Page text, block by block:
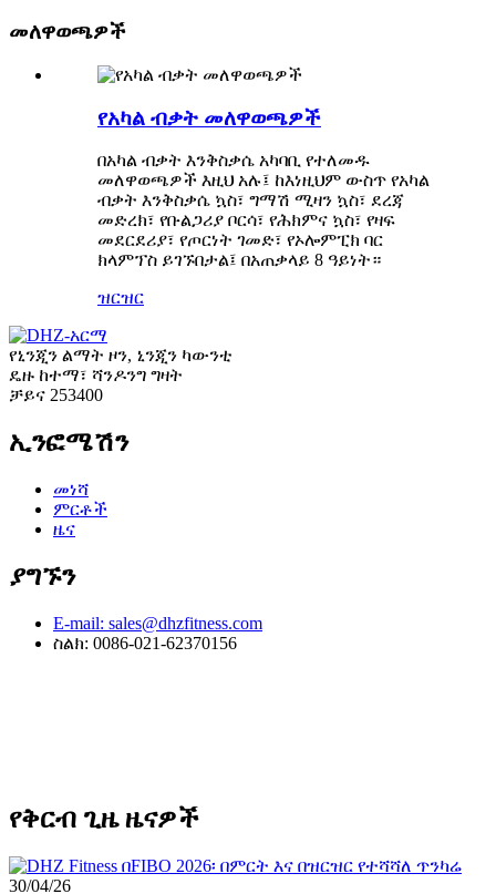
መለዋወጫዎች
የአካል ብቃት መለዋወጫዎች
በአካል ብቃት እንቅስቃሴ አካባቢ የተለመዱ
መለዋወጫዎች እዚህ አሉ፤ ከእነዚህም ውስጥ የአካል
ብቃት እንቅስቃሴ ኳስ፣ ግማሽ ሚዛን ኳስ፣ ደረጃ
መድረክ፣ የቡልጋሪያ ቦርሳ፣ የሕክምና ኳስ፣ የዛፍ
መደርደሪያ፣ የጦርነት ገመድ፣ የኦሎምፒክ ባር
ክላምፕስ ይገኙበታል፤ በአጠቃላይ 8 ዓይነት።
ዝርዝር
የኒንጂን ልማት ዞን, ኒንጂን ካውንቲ
ዴዙ ከተማ፣ ሻንዶንግ ግዛት
ቻይና 253400
ኢንፎሜሽን
መነሻ
ምርቶች
ዜና
ያግኙን
E-mail: sales@dhzfitness.com
ስልክ: 0086-021-62370156
የቅርብ ጊዜ ዜናዎች
30/04/26